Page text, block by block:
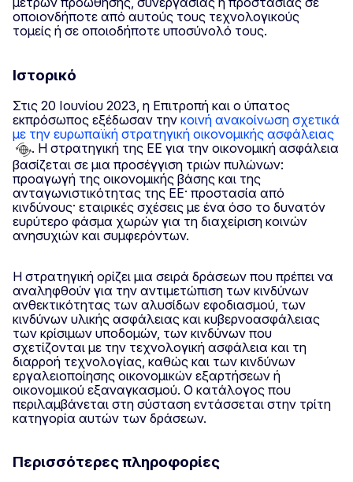
οποιονδήποτε από αυτούς τους τεχνολογικούς
τομείς ή σε οποιοδήποτε υποσύνολό τους.
Ιστορικό
Στις 20 Ιουνίου 2023, η Επιτροπή και ο ύπατος
εκπρόσωπος εξέδωσαν την κοινή ανακοίνωση σχετικά
με την ευρωπαϊκή στρατηγική οικονομικής ασφάλειας
. Η στρατηγική της ΕΕ για την οικονομική ασφάλεια
βασίζεται σε μια προσέγγιση τριών πυλώνων:
προαγωγή της οικονομικής βάσης και της
ανταγωνιστικότητας της ΕΕ· προστασία από
κινδύνους· εταιρικές σχέσεις με ένα όσο το δυνατόν
ευρύτερο φάσμα χωρών για τη διαχείριση κοινών
ανησυχιών και συμφερόντων.
Η στρατηγική ορίζει μια σειρά δράσεων που πρέπει να
αναληφθούν για την αντιμετώπιση των κινδύνων
ανθεκτικότητας των αλυσίδων εφοδιασμού, των
κινδύνων υλικής ασφάλειας και κυβερνοασφάλειας
των κρίσιμων υποδομών, των κινδύνων που
σχετίζονται με την τεχνολογική ασφάλεια και τη
διαρροή τεχνολογίας, καθώς και των κινδύνων
εργαλειοποίησης οικονομικών εξαρτήσεων ή
οικονομικού εξαναγκασμού. Ο κατάλογος που
περιλαμβάνεται στη σύσταση εντάσσεται στην τρίτη
κατηγορία αυτών των δράσεων.
Περισσότερες πληροφορίες